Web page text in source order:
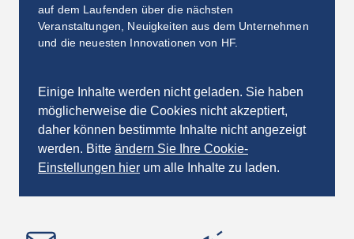
auf dem Laufenden über die nächsten
Veranstaltungen, Neuigkeiten aus dem Unternehmen
und die neuesten Innovationen von HF.
Einige Inhalte werden nicht geladen. Sie haben
möglicherweise die Cookies nicht akzeptiert,
daher können bestimmte Inhalte nicht angezeigt
werden. Bitte ändern Sie Ihre Cookie-
Einstellungen hier um alle Inhalte zu laden.